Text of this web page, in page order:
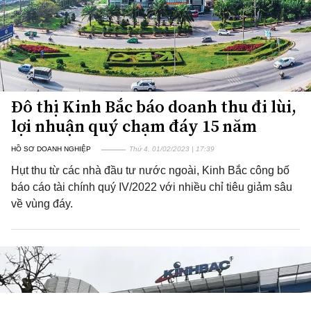
Đô thị Kinh Bắc báo doanh thu đi lùi,
lợi nhuận quý chạm đáy 15 năm
HỒ SƠ DOANH NGHIỆP Thứ 4, 01/02/2023 | 17:39
Hụt thu từ các nhà đầu tư nước ngoài, Kinh Bắc công bố
báo cáo tài chính quý IV/2022 với nhiều chỉ tiêu giảm sâu
về vùng đáy.